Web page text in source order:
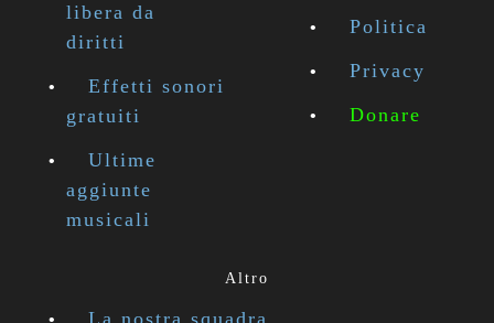
libera da
diritti
Effetti sonori
gratuiti
Ultime
aggiunte
musicali
Politica
Privacy
Donare
Altro